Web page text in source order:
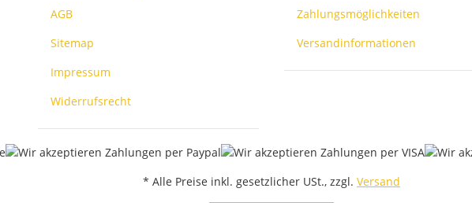
AGB
Sitemap
Impressum
Widerrufsrecht
Zahlungsmöglichkeiten
Versandinformationen
* Alle Preise inkl. gesetzlicher USt., zzgl. Versand